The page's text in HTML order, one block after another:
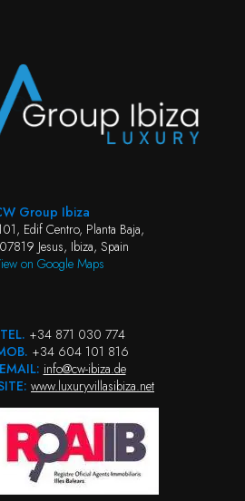
Group Ibiza
Edif Centro, Planta Baja,
Jesus, Ibiza, Spain
on Google Maps
TEL. +34 871 030 774
+34 604 101 816
EMAIL: info@cw-ibiza.de
www.luxuryvillasibiza.net